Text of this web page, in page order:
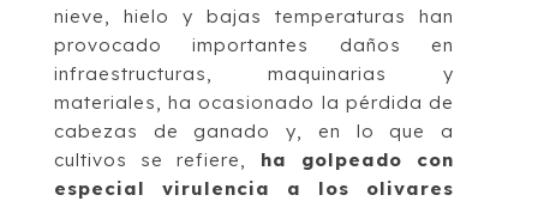
nieve, hielo y bajas temperaturas han
provocado importantes daños en
infraestructuras, maquinarias y
materiales, ha ocasionado la pérdida de
cabezas de ganado y, en lo que a
cultivos se refiere, ha golpeado con
especial virulencia a los olivares